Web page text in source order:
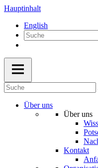
Hauptinhalt
English
Über uns
Über uns
Kontakt